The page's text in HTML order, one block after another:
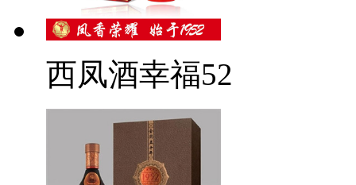
西凤酒幸福52